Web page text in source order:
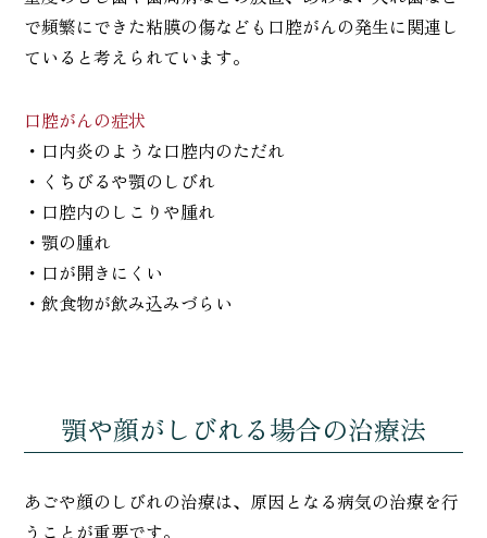
で頻繁にできた粘膜の傷なども口腔がんの発生に関連し
ていると考えられています。
口腔がんの症状
・口内炎のような口腔内のただれ
・くちびるや顎のしびれ
・口腔内のしこりや腫れ
・顎の腫れ
・口が開きにくい
・飲食物が飲み込みづらい
顎や顔がしびれる場合の治療法
あごや顔のしびれの治療は、原因となる病気の治療を行
うことが重要です。